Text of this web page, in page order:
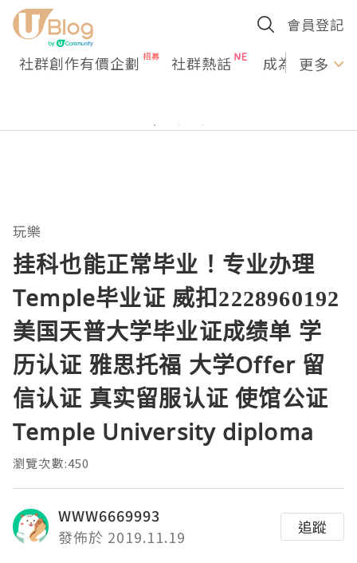
會員登記
社群創作有價企劃 社群熱話 成為U更多
玩樂
挂科也能正常毕业！专业办理
Temple毕业证 威扣2228960192
美国天普大学毕业证成绩单 学
历认证 雅思托福 大学Offer 留
信认证 真实留服认证 使馆公证
Temple University diploma
瀏覽次數:450
WWW6669993
發佈於 2019.11.19
追蹤